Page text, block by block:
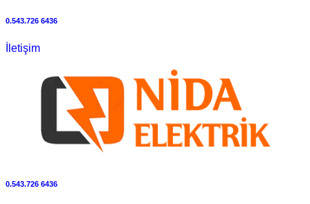
0.543.726 6436
İletişim
0.543.726 6436